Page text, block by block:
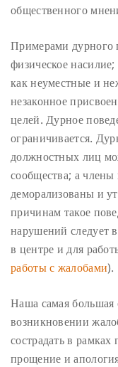
общественного
Примерами дурного
физическое
как неуместные и
незаконное
целей. Дурное
ограничивается.
должностных лиц
сообщества; а члены
деморализованы и
причинам такое
нарушений следует
в центре и для
работы с жалобами).
Наша самая большая
возникновении
сострадать в
прощение и